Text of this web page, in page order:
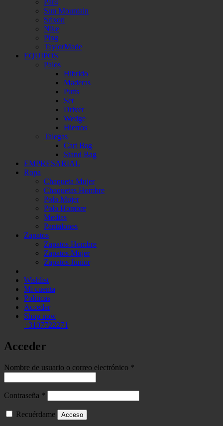
Par4
Sun Mountain
Srixon
Nike
Ping
TaylorMade
EQUIPOS
Palos
Hibrido
Maderas
Putts
Set
Driver
Wedge
Hierros
Talegas
Cart Bag
Stand Bag
EMPRESARIAL
Ropa
Chaqueta Mujer
Chaquetas Hombre
Polo Mujer
Polo Hombre
Medias
Pantalones
Zapatos
Zapatos Hombre
Zapatos Mujer
Zapatos Junior
Wishlist
Mi cuenta
Politicas
Acceder
Shop now
+3107722271
Acceder
Nombre de usuario o correo electrónico *
Contraseña *
Recuérdame Acceso